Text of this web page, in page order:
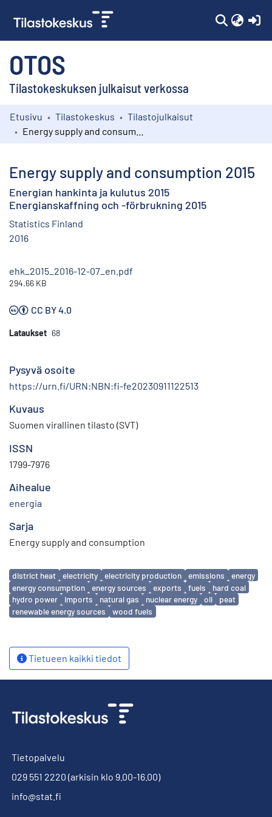
OTOS
Tilastokeskuksen julkaisut verkossa
Kokoelmat
Etusivu Tilastokeskus
Tilastojulkaisut
Energy supply and consumption 2015
Energian hankinta ja kulutus 2015
Energianskaffning och -förbrukning 2015
Statistics Finland
2016
ehk_2015_2016-12-07_en.pdf
294.66 KB
CC BY 4.0
Lataukset 68
Pysyvä osoite
https://urn.fi/URN:NBN:fi-fe20230911122513
Kuvaus
Suomen virallinen tilasto (SVT)
ISSN
1799-7976
Aihealue
energia
Sarja
Energy supply and consumption
Avainsanat
district heat electricity electricity production emissions
energy
energy consumption
energy sources exports fuels
hard coal
hydro power
imports natural gas nuclear energy oil
peat
renewable energy sources
wood fuels
Tietueen kaikki tiedot
Tietopalvelu
029 551 2220 (arkisin klo 9.00-16.00)
info@stat.fi